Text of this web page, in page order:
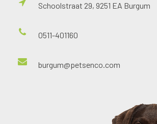
Schoolstraat 29, 9251 EA Burgum
0511-401160
burgum@petsenco.com